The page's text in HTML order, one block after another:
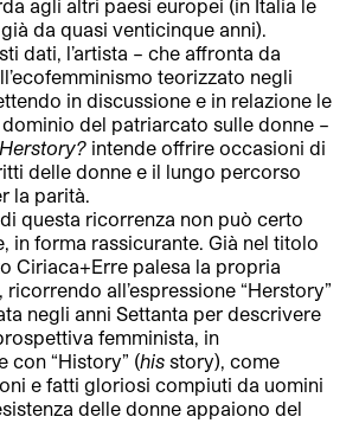
agli altri paesi europei (in Italia le
da quasi venticinque anni).
dati, l’artista – che affronta da
teorizzato negli
in discussione e in relazione le
del patriarcato sulle donne –
intende offrire occasioni di
delle donne e il lungo percorso
la parità.
questa ricorrenza non può certo
in forma rassicurante. Già nel titolo
Ciriaca+Erre palesa la propria
all’espressione “Herstory”
negli anni Settanta per descrivere
femminista, in
con “History” (his story), come
e fatti gloriosi compiuti da uomini
delle donne appaiono del